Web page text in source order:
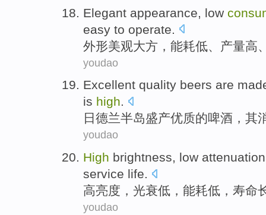
Elegant appearance low
easy to operate
外形美观大方， 能耗低 产量高
youdao
Excellent quality beers are
is high.
日德兰半岛盛产优质的啤酒 ，其
youdao
High brightness, low attenuation
service life.
高亮度 ， 光衰低 ， 能耗低， 寿命
youdao